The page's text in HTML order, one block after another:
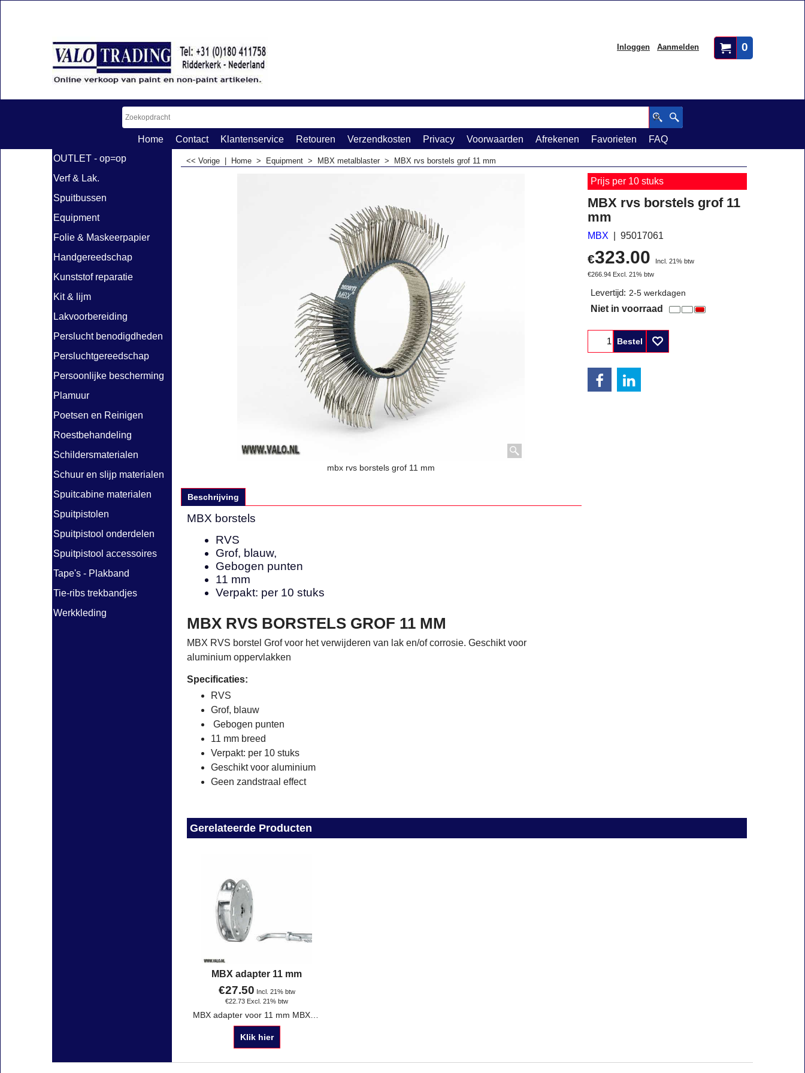
0
Inloggen Aanmelden
Home Contact Klantenservice Retouren Verzendkosten Privacy Voorwaarden Afrekenen Favorieten
FAQ
OUTLET - op=op
Verf & Lak.
Spuitbussen
Equipment
Folie & Maskeerpapier
Handgereedschap
Kunststof reparatie
Kit & lijm
Lakvoorbereiding
Perslucht benodigdheden
Persluchtgereedschap
Persoonlijke bescherming
Plamuur
Poetsen en Reinigen
Roestbehandeling
Schildersmaterialen
Schuur en slijp materialen
Spuitcabine materialen
Spuitpistolen
Spuitpistool onderdelen
Spuitpistool accessoires
Tape's - Plakband
Tie-ribs trekbandjes
Werkkleding
<< Vorige Home > Equipment > MBX metalblaster > MBX rvs borstels grof 11 mm
mbx rvs borstels grof 11 mm
Prijs per 10 stuks
MBX rvs borstels grof 11
mm
MBX 95017061
€323.00
Incl. 21% btw
€266.94 Excl. 21% btw
Levertijd: 2-5 werkdagen
Niet in voorraad
Bestel
Beschrijving
MBX borstels
RVS
Grof, blauw,
Gebogen punten
11 mm
Verpakt: per 10 stuks
MBX RVS BORSTELS GROF 11 MM
MBX RVS borstel Grof voor het verwijderen van lak en/of corrosie. Geschikt voor
aluminium oppervlakken
Specificaties:
RVS
Grof, blauw
Gebogen punten
11 mm breed
Verpakt: per 10 stuks
Geschikt voor aluminium
Geen zandstraal effect
Gerelateerde Producten
MBX adapter 11 mm
€27.50 Incl. 21% btw
€22.73 Excl. 21% btw
MBX adapter voor 11 mm MBX borstels
Klik hier